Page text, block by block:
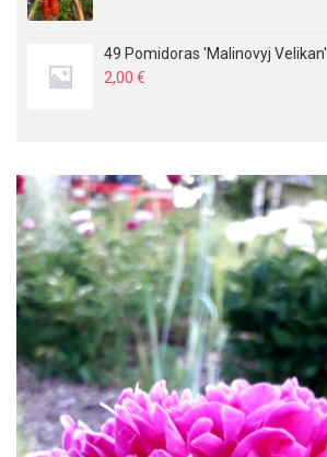
49 Pomidoras 'Malinovyj Velikan'
2,00 €